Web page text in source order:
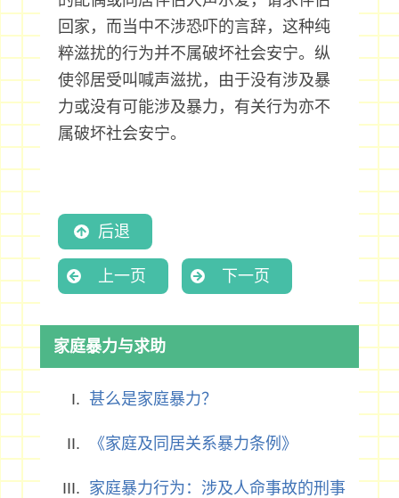
回家，而当中不涉恐吓的言辞，这种纯
粹滋扰的行为并不属破坏社会安宁。纵
使邻居受叫喊声滋扰，由于没有涉及暴
力或没有可能涉及暴力，有关行为亦不
属破坏社会安宁。
后退
上一页 下一页
家庭暴力与求助
甚么是家庭暴力？
《家庭及同居关系暴力条例》
家庭暴力行为：涉及人命事故的刑事